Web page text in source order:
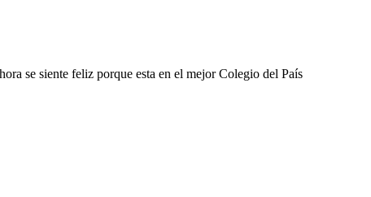
se siente feliz porque esta en el mejor Colegio del País